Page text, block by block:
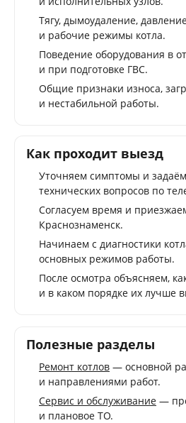
Тягу, дымоудаление,
и рабочие режимы котла.
Поведение оборудования в
и при подготовке ГВС.
Общие признаки износа,
и нестабильной работы.
Как проходит выезд
Уточняем симптомы и
технических вопросов по
Согласуем время и
Краснознаменск.
Начинаем с диагностики
основных режимов работы.
После осмотра объясняем,
и в каком порядке их лучше
Полезные разделы
Ремонт котлов — основной
и направлениями работ.
Сервис и обслуживание —
и плановое ТО.